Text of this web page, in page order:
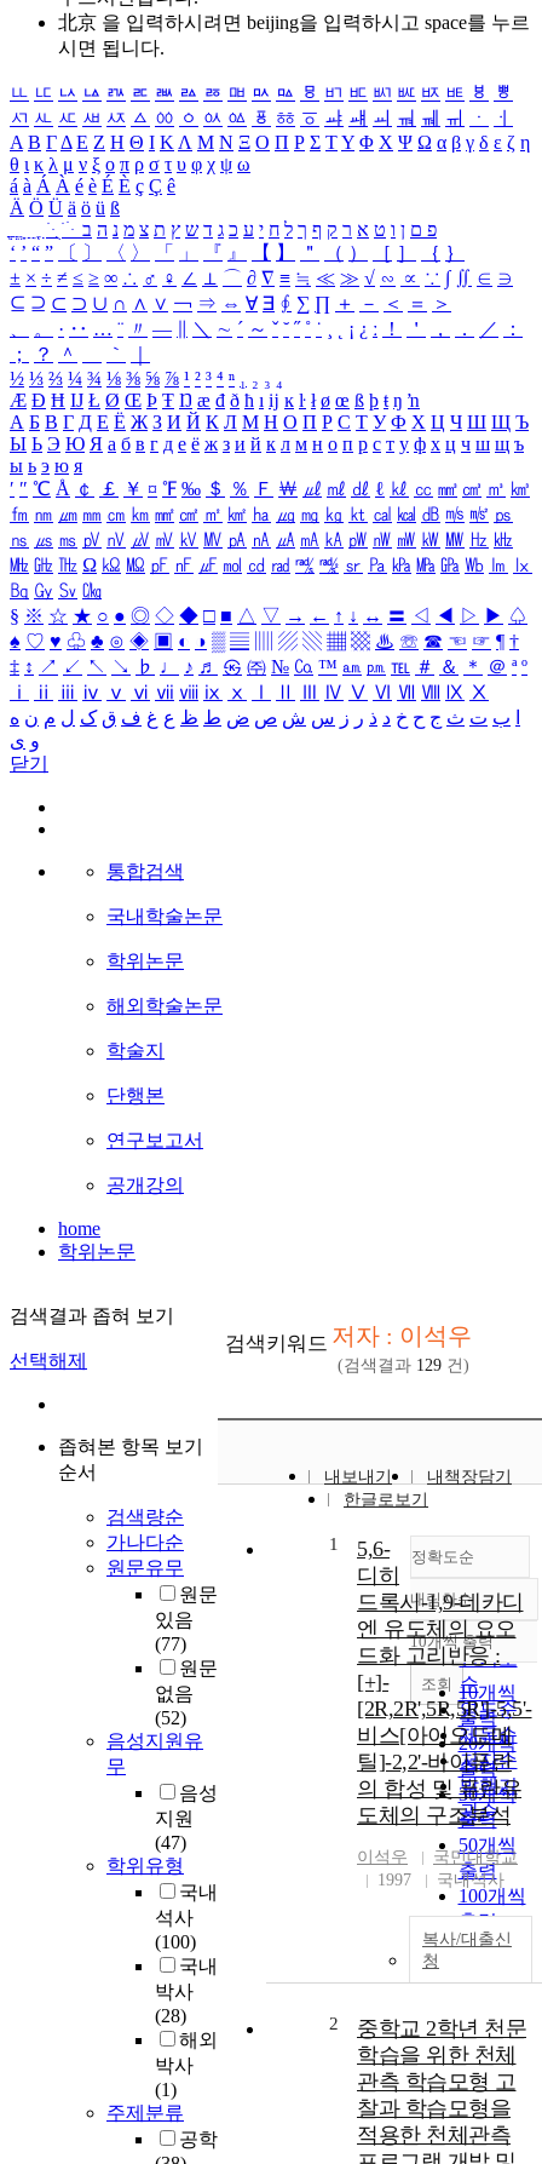
北京 을 입력하시려면 beijing을 입력하시고 space를 누르
시면 됩니다.
ㅥ ㅦ ㅧ ㅨ ㅩ ㅪ ㅫ ㅬ ㅭ ㅮ ㅯ ㅰ ㅱ ㅲ ㅳ ㅴ ㅵ ㅶ ㅷ ㅸ
ㅹ
ㅺ ㅻ ㅼ ㅽ ㅾ ㅿ ㆀ ㆁ ㆂ ㆃ ㆄ ㆅ ㆆ ㆇ ㆈ ㆉ ㆊ ㆋ ㆌ ㆍ
ㆎ
Α Β ΓΔ Ε Ζ Η Θ Ι ΚΛ Μ Ν Ξ Ο Π Ρ Σ ΤΥ Φ Χ Ψ Ω α β γ δ ε ζ η
θ ι κ λ μ ν ξ ο π ρ σ τ υ φ χ ψ ω
á à Á À é è É È ç Ç ê
Ä Ö Ü ä ö ü ß
ִֶֹ ֻּ ׁׂ פ ם ן ו ט א ר ק ף ך ל ח י ע כ ג ד ש ץ ת צ מ נ ה ב
‘ ’ “ ” 〔 〕 〈 〉 「 」 『 』 【 】 ＂ （ ） ［ ］ ｛ ｝
± × ÷ ≠ ≤ ≥ ∞ ∴ ♂ ♀ ∠ ⊥ ⌒ ∂ ∇ ≡ ≒ ≪ ≫ √ ∽ ∝ ∵ ∫ ∬ ∈ ∋
⊆ ⊇ ⊂ ⊃ ∪ ∩ ∧ ∨ ￢ ⇒ ⇔ ∀ ∃ ∮ ∑ ∏ ＋ － ＜ ＝
＞
、
。 · ‥ … ¨ 〃 ― ＼ ∼ ´ ～ ˇ ˘ ˝ ˚ ˙ ¸ ¡ ¿ ː ！ ＇ ， ． ／
：
；
？ ＾ ｀
½ ⅓ ⅔ ¼ ¾ ⅛ ⅜ ⅝ ⅞ ¹ ² ³ ⁴ ⁿ ₁ ₂ ₃ ₄
Æ Ð Ħ Ĳ Ł Ø Œ Þ Ŧ Ŋ æ đ ð ħ ı ĳ ĸ ŀ ł ø œ ß þ ŧ ŋ ŉ
А Б В Г Д Е Ё Ж З И Й К Л М Н О П Р С Т У Ф Х Ц Ч Ш Щ Ъ
Ы Ь Э Ю Я а б в г д е ё ж з и й к л м н о п р с т у ф х ц ч ш щ ъ
ы ь э ю я
′ ″ ℃ Å ￠ ￡ ￥ ¤ ℉ ‰ ＄ ％ Ｆ ￦ ㎕ ㎖ ㎗ ℓ ㎘ ㏄ ㎣ ㎤ ㎥ ㎦
㎙ ㎚ ㎛ ㎜ ㎝ ㎞ ㎟ ㎠ ㎡ ㎢ ㏊ ㎍ ㎎ ㎏ ㏏ ㎈ ㎉ ㏈ ㎧ ㎨ ㎰
㎱ ㎲ ㎳ ㎴ ㎵ ㎶ ㎷ ㎸ ㎹ ㎀ ㎁ ㎂ ㎃ ㎄ ㎺ ㎻ ㎽ ㎾ ㎿ ㎐ ㎑
㎒ ㎓ ㎔ Ω ㏀ ㏁ ㎊ ㎋ ㎌ ㏖ ㏅ ㎭ ㎮ ㎯ ㏛ ㎩ ㎪ ㎫ ㎬ ㏝ ㏐
㏓
㏃ ㏉ ㏜ ㏆
§ ※ ☆ ★ ○ ● ◎ ◇ ◆ □ ■ △ ▽ → ← ↑ ↓ ↔ 〓 ◁ ◀ ▷ ▶ ♤
♠ ♡ ♥ ♧ ♣ ⊙ ◈ ▣ ◐ ◑ ▒ ▤ ▨ ▧ ▦ ▩ ♨ ☏ ☎ ☜ ☞ ¶ †
‡ ↕ ↗ ↙ ↖ ↘ ♭ ♩ ♪ ♬ ㉿ ㈜ № ㏇ ™ ㏂ ㏘ ℡ ＃ ＆ ＊ ＠ ª º
ⅰ
ⅱ ⅲ ⅳ ⅴ ⅵ ⅶ ⅷ ⅸ ⅹ Ⅳ Ⅴ Ⅵ Ⅶ Ⅷ Ⅸ Ⅹ
ب ت ث ج ح خ د ذ ر ز س ش ص ض ط ظ ع غ ف ق ک ل م ن ه
و ی
닫기
통합검색
국내학술논문
학위논문
해외학술논문
학술지
단행본
연구보고서
공개강의
home
학위논문
검색결과 좁혀 보기
선택해제
좁혀본 항목 보기
순서
검색량순
가나다순
원문유무
원문
있음
(77)
원문
없음
(52)
음성지원유
무
음성
지원
(47)
학위유형
국내
석사
(100)
국내
박사
(28)
해외
박사
(1)
주제분류
공학
검색키워드 저자 : 이석우
(검색결과 129 건)
내보내기
내책장담기
한글로보기
정확도순
정확도
순
인기도
순
연도순
제목순
저자순
발행기
관순
내림차순
내림차순
10개씩 출력
10개씩
출력
20개씩
출력
30개씩
출력
50개씩
출력
100개씩
출력
조회
1
5,6-
디히
드록시-1,9-데카디
엔 유도체의 요오
드화 고리반응 :
[+]-
[2R,2R',5R,5R']-5,5'-
비스[아이오도메
틸]-2,2'-바이퓨란
의 합성 및 퓨란유
도체의 구조분석
이석우
국민대학교
1997
국내석사
복사/대출신
청
2
중학교 2학년 천문
학습을 위한 천체
관측 학습모형 고
찰과 학습모형을
적용한 천체관측